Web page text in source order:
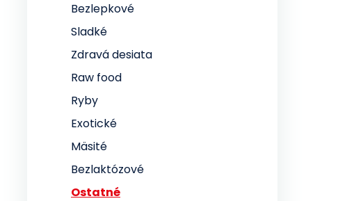
Bezlepkové
Sladké
Zdravá desiata
Raw food
Ryby
Exotické
Mäsité
Bezlaktózové
Ostatné